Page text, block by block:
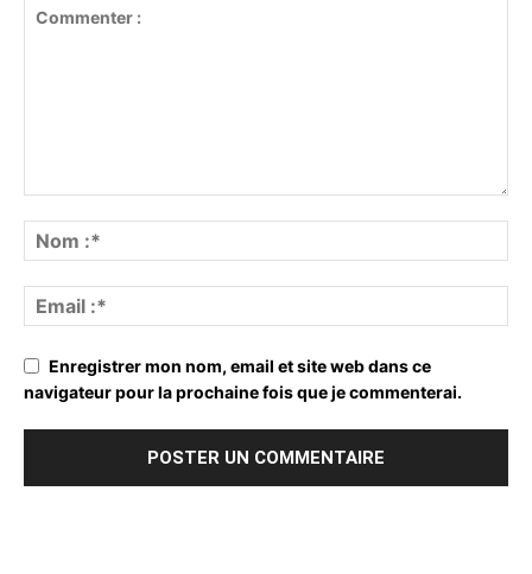
Enregistrer mon nom, email et site web dans ce
navigateur pour la prochaine fois que je commenterai.